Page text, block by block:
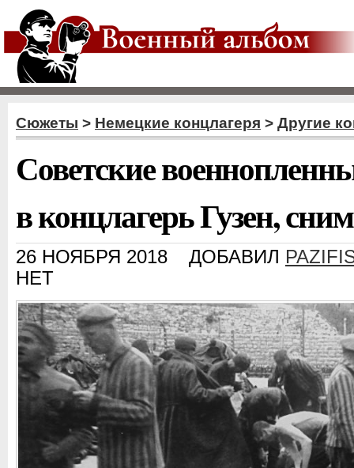
Сюжеты > Немецкие концлагеря > Другие
Советские
в концлагерь Гузен,
26 НОЯБРЯ 2018 ДОБАВИЛ
НЕТ